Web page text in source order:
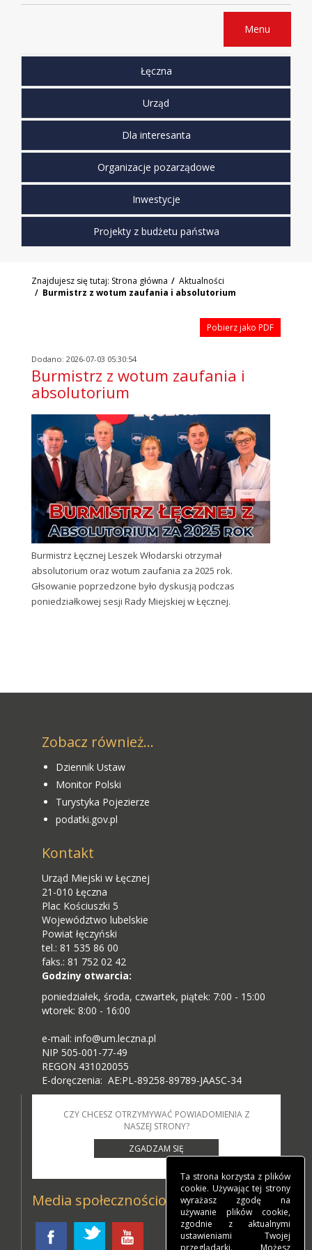
Menu
Łęczna
Urząd
Dla interesanta
Organizacje pozarządowe
Inwestycje
Projekty z budżetu państwa
Znajdujesz się tutaj: Strona główna
Aktualności
Burmistrz z wotum zaufania i absolutorium
Pobierz jako PDF
Dodano: 2026-07-03 05:30:54
Burmistrz z wotum zaufania i
absolutorium
Burmistrz Łęcznej Leszek Włodarski otrzymał
absolutorium oraz wotum zaufania za 2025 rok.
Głsowanie poprzedzone było dyskusją podczas
poniedziałkowej sesji Rady Miejskiej w Łęcznej.
Zobacz również...
Dziennik Ustaw
Monitor Polski
Turystyka Pojezierze
podatki.gov.pl
Kontakt
Urząd Miejski w Łęcznej
21-010 Łęczna
Plac Kościuszki 5
Województwo lubelskie
Powiat łęczyński
tel.: 81 535 86 00
faks.: 81 752 02 42
Godziny otwarcia:
poniedziałek, środa, czwartek, piątek: 7:00 - 15:00
wtorek: 8:00 - 16:00
e-mail: info@um.leczna.pl
NIP 505-001-77-49
REGON 431020055
E-doręczenia: AE:PL-89258-89789-JAASC-34
CZY CHCESZ OTRZYMYWAĆ POWIADOMIENIA Z
NASZEJ STRONY?
ZGADZAM SIĘ
Media społecznościowe
Ta strona korzysta z plików
cookie. Używając tej strony
wyrażasz zgodę na
używanie plików cookie,
zgodnie z aktualnymi
ustawieniami Twojej
przeglądarki. Możesz